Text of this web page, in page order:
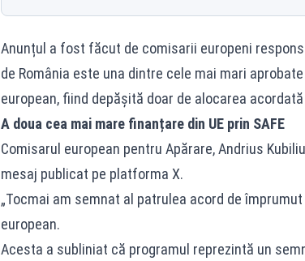
Anunțul a fost făcut de comisarii europeni
de România este una dintre cele mai mari
european, fiind depășită doar de alocarea
A doua cea mai mare finanțare din UE prin SAFE
Comisarul european pentru Apărare, Andrius
mesaj publicat pe platforma X.
„Tocmai am semnat al patrulea acord de împrumut
european.
Acesta a subliniat că programul reprezintă un